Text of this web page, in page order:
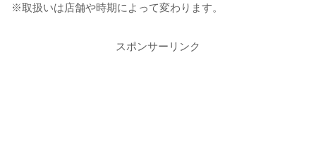
※取扱いは店舗や時期によって変わります。
スポンサーリンク